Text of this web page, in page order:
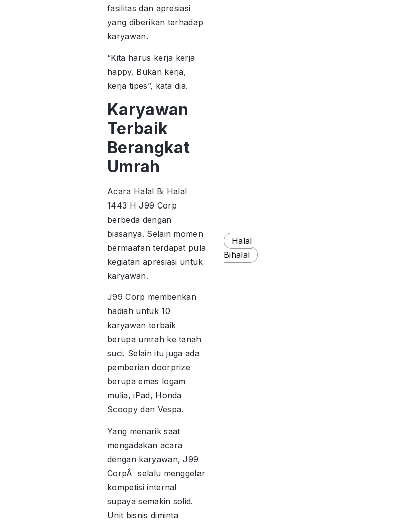
fasilitas dan apresiasi
yang diberikan terhadap
karyawan.
“Kita harus kerja kerja
happy. Bukan kerja,
kerja tipes”, kata dia.
Karyawan
Terbaik
Berangkat
Umrah
Acara Halal Bi Halal
1443 H J99 Corp
berbeda dengan
biasanya. Selain momen
bermaafan terdapat pula
kegiatan apresiasi untuk
karyawan.
J99 Corp memberikan
hadiah untuk 10
karyawan terbaik
berupa umrah ke tanah
suci. Selain itu juga ada
pemberian doorprize
berupa emas logam
mulia, iPad, Honda
Scoopy dan Vespa.
Yang menarik saat
mengadakan acara
dengan karyawan, J99
CorpÂ selalu menggelar
kompetisi internal
supaya semakin solid.
Unit bisnis diminta
Halal
Bihalal